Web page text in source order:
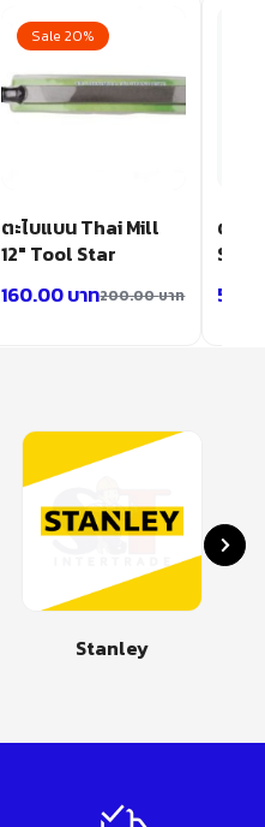
Sale 20%
ตะไบแบน Thai Mill
12″ Tool Star
200.00บาท
160.00บาท
ตะไ
Stanley